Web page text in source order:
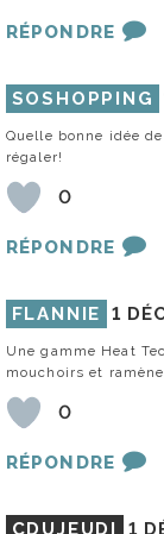
RÉPONDRE
SOSHOPPING
Quelle bonne idée
régaler!
0
RÉPONDRE
FLANNIE 1
Une gamme Heat
mouchoirs et
0
RÉPONDRE
CDUJEUDI 1